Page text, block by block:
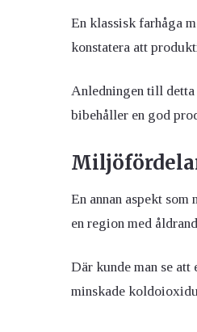
En klassisk farhåga
konstatera att
Anledningen till detta
bibehåller en god
En annan aspekt
en region med
Där kunde man se
minskade